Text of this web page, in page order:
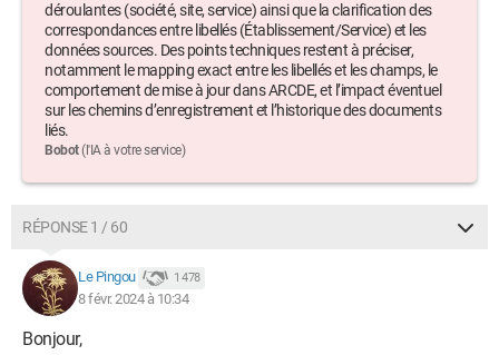
déroulantes (société, site, service) ainsi que la clarification des
correspondances entre libellés (Établissement/Service) et les
données sources. Des points techniques restent à préciser,
notamment le mapping exact entre les libellés et les champs, le
comportement de mise à jour dans ARCDE, et l’impact éventuel
sur les chemins d’enregistrement et l’historique des documents
liés.
Bobot(l'IA à votre service)
RÉPONSE 1 / 60
Le Pingou 1 478
8 févr. 2024 à 10:34
Bonjour,